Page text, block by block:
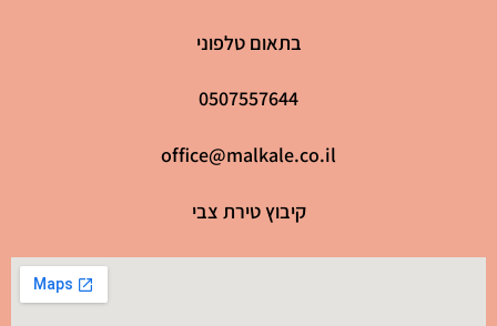
בתאום טלפוני
0507557644
office@malkale.co.il
קיבוץ טירת צבי